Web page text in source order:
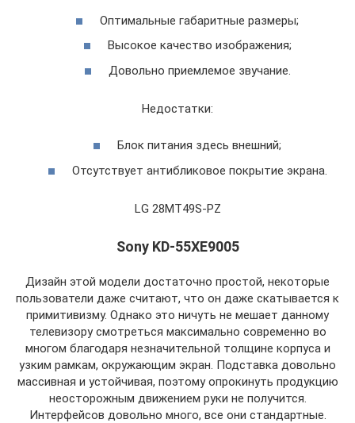
Оптимальные габаритные размеры;
Высокое качество изображения;
Довольно приемлемое звучание.
Недостатки:
Блок питания здесь внешний;
Отсутствует антибликовое покрытие экрана.
LG 28MT49S-PZ
Sony KD-55XE9005
Дизайн этой модели достаточно простой, некоторые
пользователи даже считают, что он даже скатывается к
примитивизму. Однако это ничуть не мешает данному
телевизору смотреться максимально современно во
многом благодаря незначительной толщине корпуса и
узким рамкам, окружающим экран. Подставка довольно
массивная и устойчивая, поэтому опрокинуть продукцию
неосторожным движением руки не получится.
Интерфейсов довольно много, все они стандартные.